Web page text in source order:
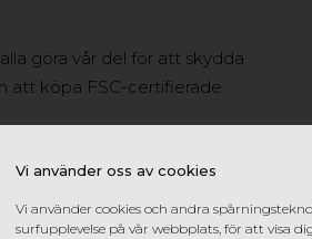
Vi använder oss av cookies
Vi använder cookies och andra
surfupplevelse på vår webbplats, för att visa
göra vår del för att skydda
att köpa FSC-certifierade